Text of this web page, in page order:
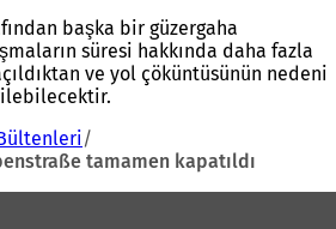
başka bir güzergaha
süresi hakkında daha fazla
ve yol çöküntüsünün nedeni
tamamen kapatıldı